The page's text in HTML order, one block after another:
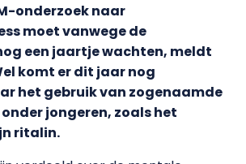
onderzoek naar
moet vanwege de
een jaartje wachten, meldt
komt er dit jaar nog
het gebruik van zogenaamde
jongeren, zoals het
ritalin.